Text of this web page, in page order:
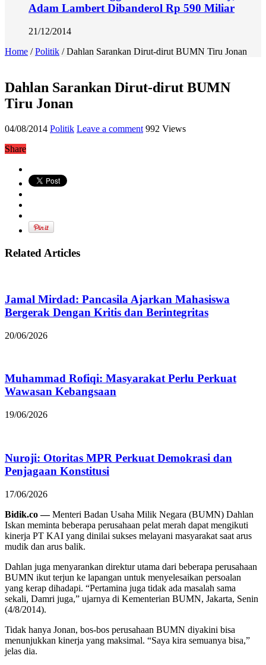
Adam Lambert Dibanderol Rp 590 Miliar
21/12/2014
Home / Politik / Dahlan Sarankan Dirut-dirut BUMN Tiru Jonan
Dahlan Sarankan Dirut-dirut BUMN
Tiru Jonan
04/08/2014 Politik Leave a comment 992 Views
Share
Related Articles
Jamal Mirdad: Pancasila Ajarkan Mahasiswa
Bergerak Dengan Kritis dan Berintegritas
20/06/2026
Muhammad Rofiqi: Masyarakat Perlu Perkuat
Wawasan Kebangsaan
19/06/2026
Nuroji: Otoritas MPR Perkuat Demokrasi dan
Penjagaan Konstitusi
17/06/2026
Bidik.co —Menteri Badan Usaha Milik Negara (BUMN) Dahlan
Iskan meminta beberapa perusahaan pelat merah dapat mengikuti
kinerja PT KAI yang dinilai sukses melayani masyarakat saat arus
mudik dan arus balik.
Dahlan juga menyarankan direktur utama dari beberapa perusahaan
BUMN ikut terjun ke lapangan untuk menyelesaikan persoalan
yang kerap dihadapi. “Pertamina juga tidak ada masalah sama
sekali, Damri juga,” ujarnya di Kementerian BUMN, Jakarta, Senin
(4/8/2014).
Tidak hanya Jonan, bos-bos perusahaan BUMN diyakini bisa
menunjukkan kinerja yang maksimal. “Saya kira semuanya bisa,”
jelas dia.